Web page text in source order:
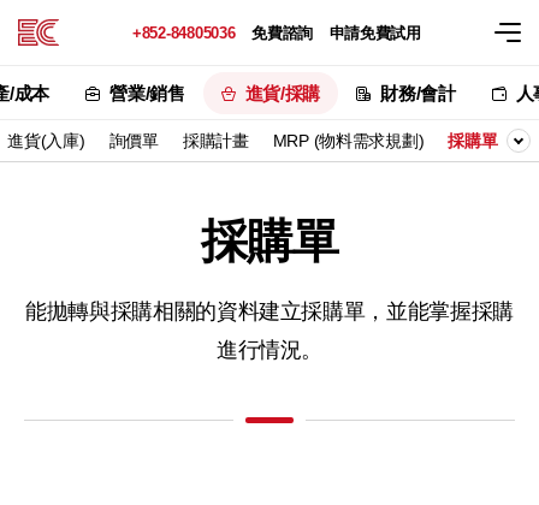
+852-84805036 免費諮詢 申請免費試用
/成本 營業/銷售 進貨/採購 財務/會計
進貨(入庫) 詢價單 採購計畫 MRP (物料需求規劃) 採購單
採購單
能拋轉與採購相關的資料建立採購單， 並能掌握採購
進行情況。